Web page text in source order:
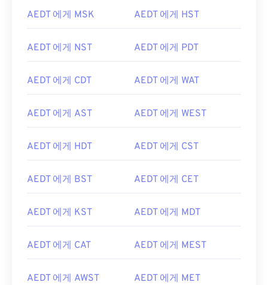
AEDT 에게 MSK AEDT 에게 HST
AEDT 에게 NST AEDT 에게 PDT
AEDT 에게 CDT AEDT 에게 WAT
AEDT 에게 AST AEDT 에게 WEST
AEDT 에게 HDT AEDT 에게 CST
AEDT 에게 BST AEDT 에게 CET
AEDT 에게 KST AEDT 에게 MDT
AEDT 에게 CAT AEDT 에게 MEST
AEDT 에게 AWST AEDT 에게 MET